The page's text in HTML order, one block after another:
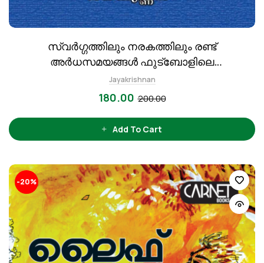
സ്വർഗ്ഗത്തിലും നരകത്തിലും രണ്ട്
അർധസമയങ്ങൾ ഫുട്‍ബോളിലെ
ലോകസാഹിത്യം
Jayakrishnan
200.00
180.00
Add To Cart
-20%